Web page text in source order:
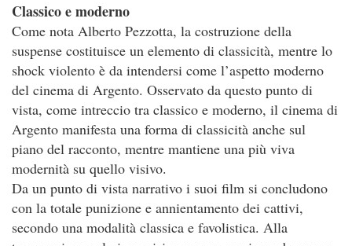
Classico e moderno
Come nota Alberto Pezzotta, la costruzione della
suspense costituisce un elemento di classicità, mentre lo
shock violento è da intendersi come l’aspetto moderno
del cinema di Argento. Osservato da questo punto di
vista, come intreccio tra classico e moderno, il cinema di
Argento manifesta una forma di classicità anche sul
piano del racconto, mentre mantiene una più viva
modernità su quello visivo.
Da un punto di vista narrativo i suoi film si concludono
con la totale punizione e annientamento dei cattivi,
secondo una modalità classica e favolistica. Alla